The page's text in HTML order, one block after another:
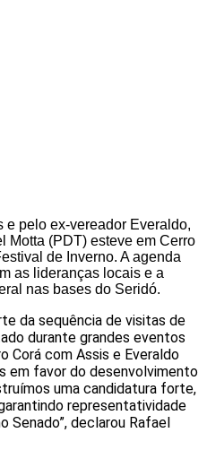
e pelo ex-vereador Everaldo,
Motta (PDT) esteve em Cerro
de Inverno. A agenda
as lideranças locais e a
nas bases do Seridó.
da sequência de visitas de
durante grandes eventos
Corá com Assis e Everaldo
em favor do desenvolvimento
uma candidatura forte,
representatividade
Senado”, declarou Rafael